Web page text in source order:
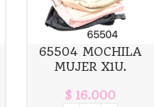
65504 MOCHILA
MUJER X1U.
$ 16.000